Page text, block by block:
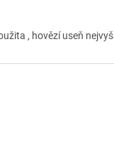
, hovězí useň